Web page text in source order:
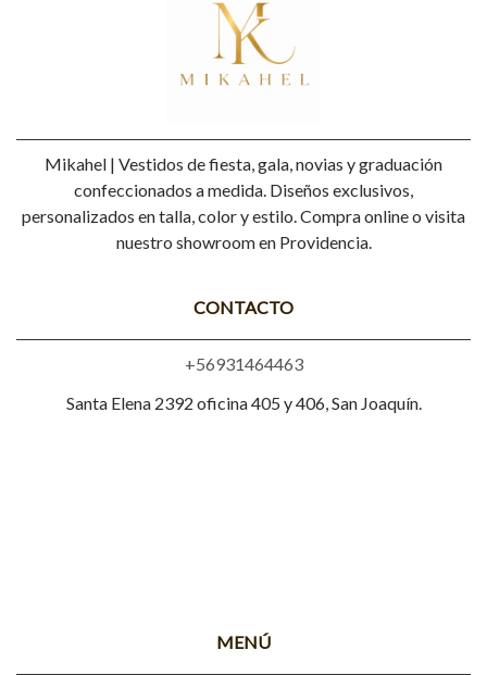
Mikahel | Vestidos de fiesta, gala, novias y graduación
confeccionados a medida. Diseños exclusivos,
personalizados en talla, color y estilo. Compra online o visita
nuestro showroom en Providencia.
CONTACTO
+56931464463
Santa Elena 2392 oficina 405 y 406, San Joaquín.
MENÚ